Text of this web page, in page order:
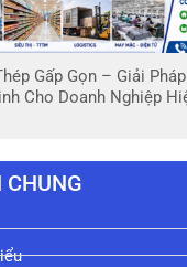
Gấp Gọn – Giải
Cho Doanh Nghiệp